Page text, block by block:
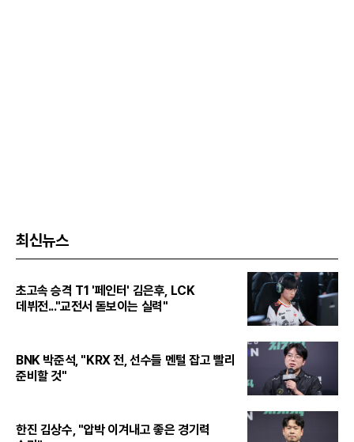
최신뉴스
초고속 승격 T1 '페인터' 김은후, LCK
데뷔전..."교전서 돋보이는 실력"
BNK 박준석, "KRX 전, 선수들 멘털 잡고 빨리
준비할 것"
한진 김상수, "압박 이겨내고 좋은 경기력